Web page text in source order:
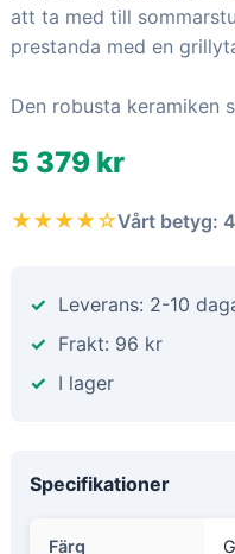
att ta med till
prestanda med en
Den robusta keramiken
5 379 kr
★★★★☆Vårt betyg:
Leverans: 2-10
Frakt: 96 kr
I lager
Specifikationer
Färg